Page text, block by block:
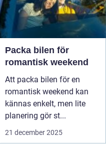
Packa bilen för
romantisk weekend
Att packa bilen för en
romantisk weekend kan
kännas enkelt, men lite
planering gör st...
21 december 2025